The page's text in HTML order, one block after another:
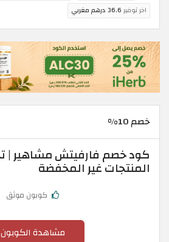
اخر توفير 36.6 درهم مغربي
خصم 10%
المنتجات غير المخفضة
كوبون موثق
مشاهدة الكوبون